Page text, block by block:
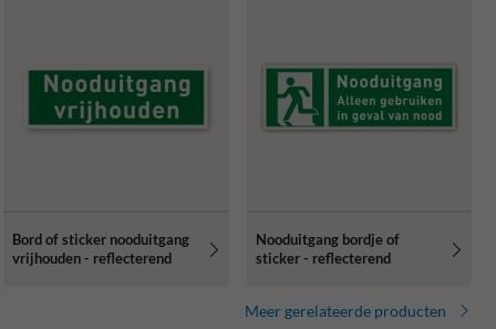
Bord of sticker nooduitgang
vrijhouden - reflecterend
Nooduitgang bordje of
sticker - reflecterend
Meer gerelateerde producten